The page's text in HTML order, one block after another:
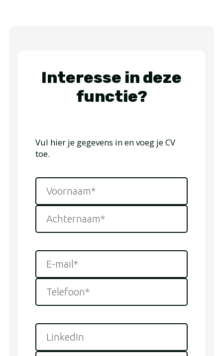
Interesse in deze
functie?
Vul hier je gegevens in en voeg je CV
toe.